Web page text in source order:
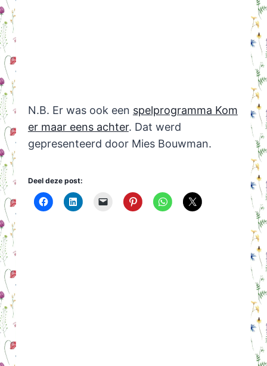
N.B. Er was ook een spelprogramma Kom
er maar eens achter. Dat werd
gepresenteerd door Mies Bouwman.
Deel deze post: